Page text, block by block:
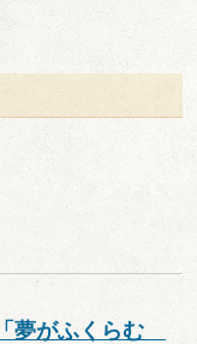
夢がふくらむ